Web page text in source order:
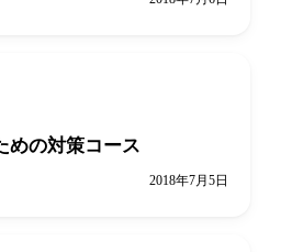
めの対策コース
2018年7月5日